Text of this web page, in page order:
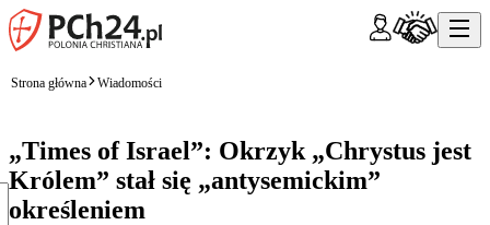
Strona główna Wiadomości
„Times of Israel”: Okrzyk „Chrystus jest
Królem” stał się „antysemickim”
określeniem